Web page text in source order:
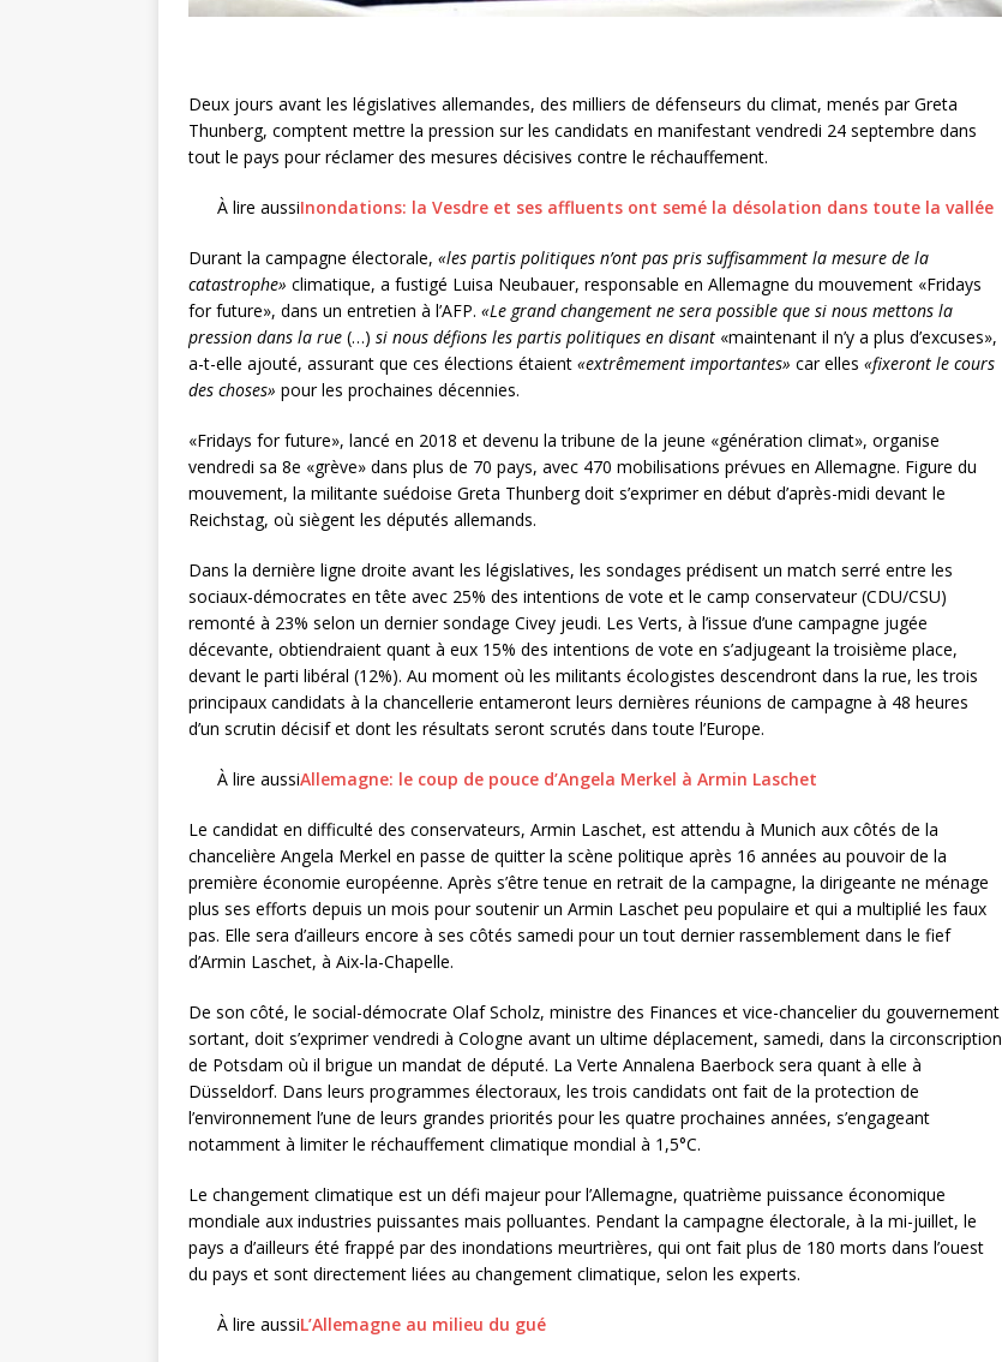
Deux jours avant les législatives allemandes, des milliers de défenseurs du climat, menés par Greta
Thunberg, comptent mettre la pression sur les candidats en manifestant vendredi 24 septembre dans
tout le pays pour réclamer des mesures décisives contre le réchauffement.
À lire aussiInondations: la Vesdre et ses affluents ont semé la désolation dans toute la vallée
Durant la campagne électorale, «les partis politiques n’ont pas pris suffisamment la mesure de la
catastrophe» climatique, a fustigé Luisa Neubauer, responsable en Allemagne du mouvement «Fridays
for future», dans un entretien à l’AFP. «Le grand changement ne sera possible que si nous mettons la
pression dans la rue (…) si nous défions les partis politiques en disant «maintenant il n’y a plus d’excuses»,
a-t-elle ajouté, assurant que ces élections étaient «extrêmement importantes» car elles «fixeront le cours
des choses» pour les prochaines décennies.
«Fridays for future», lancé en 2018 et devenu la tribune de la jeune «génération climat», organise
vendredi sa 8e «grève» dans plus de 70 pays, avec 470 mobilisations prévues en Allemagne. Figure du
mouvement, la militante suédoise Greta Thunberg doit s’exprimer en début d’après-midi devant le
Reichstag, où siègent les députés allemands.
Dans la dernière ligne droite avant les législatives, les sondages prédisent un match serré entre les
sociaux-démocrates en tête avec 25% des intentions de vote et le camp conservateur (CDU/CSU)
remonté à 23% selon un dernier sondage Civey jeudi. Les Verts, à l’issue d’une campagne jugée
décevante, obtiendraient quant à eux 15% des intentions de vote en s’adjugeant la troisième place,
devant le parti libéral (12%). Au moment où les militants écologistes descendront dans la rue, les trois
principaux candidats à la chancellerie entameront leurs dernières réunions de campagne à 48 heures
d’un scrutin décisif et dont les résultats seront scrutés dans toute l’Europe.
À lire aussiAllemagne: le coup de pouce d’Angela Merkel à Armin Laschet
Le candidat en difficulté des conservateurs, Armin Laschet, est attendu à Munich aux côtés de la
chancelière Angela Merkel en passe de quitter la scène politique après 16 années au pouvoir de la
première économie européenne. Après s’être tenue en retrait de la campagne, la dirigeante ne ménage
plus ses efforts depuis un mois pour soutenir un Armin Laschet peu populaire et qui a multiplié les faux
pas. Elle sera d’ailleurs encore à ses côtés samedi pour un tout dernier rassemblement dans le fief
d’Armin Laschet, à Aix-la-Chapelle.
De son côté, le social-démocrate Olaf Scholz, ministre des Finances et vice-chancelier du gouvernement
sortant, doit s’exprimer vendredi à Cologne avant un ultime déplacement, samedi, dans la circonscription
de Potsdam où il brigue un mandat de député. La Verte Annalena Baerbock sera quant à elle à
Düsseldorf. Dans leurs programmes électoraux, les trois candidats ont fait de la protection de
l’environnement l’une de leurs grandes priorités pour les quatre prochaines années, s’engageant
notamment à limiter le réchauffement climatique mondial à 1,5°C.
Le changement climatique est un défi majeur pour l’Allemagne, quatrième puissance économique
mondiale aux industries puissantes mais polluantes. Pendant la campagne électorale, à la mi-juillet, le
pays a d’ailleurs été frappé par des inondations meurtrières, qui ont fait plus de 180 morts dans l’ouest
du pays et sont directement liées au changement climatique, selon les experts.
À lire aussiL’Allemagne au milieu du gué